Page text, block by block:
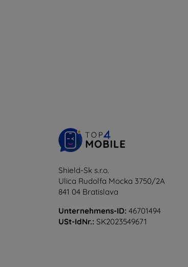
Shield-Sk s.r.o.
Ulica Rudolfa Mocka 3750/2A
841 04 Bratislava
Unternehmens-ID: 46701494
USt-IdNr.: SK2023549671